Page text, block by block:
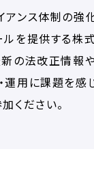
アンス体制の強
ルを提供する
新の法改正情報
運用に課題を感
ください。